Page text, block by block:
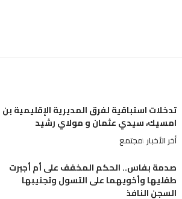
تدخلات استباقية لفرق المديرية الإقليمية بن
امسيك، سيدي عثمان و مولاي رشيد
أخر الأخبار مجتمع
صدمة بفاس.. الحكم المخفف على أم أجبرت
طفليها وأخويهما على التسول وتجنيبها
السجن النافذ